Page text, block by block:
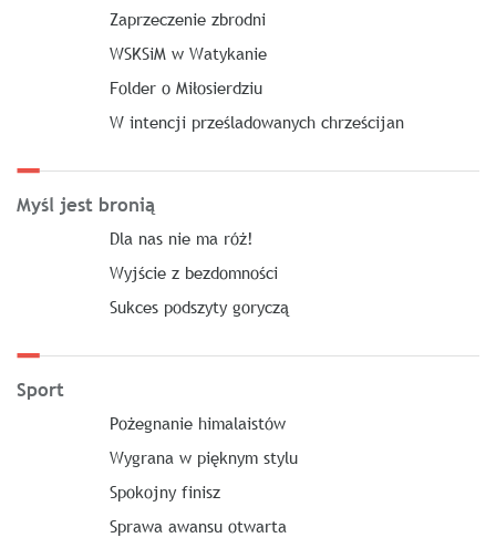
Zaprzeczenie zbrodni
WSKSiM w Watykanie
Folder o Miłosierdziu
W intencji prześladowanych chrześcijan
Myśl jest bronią
Dla nas nie ma róż!
Wyjście z bezdomności
Sukces podszyty goryczą
Sport
Pożegnanie himalaistów
Wygrana w pięknym stylu
Spokojny finisz
Sprawa awansu otwarta